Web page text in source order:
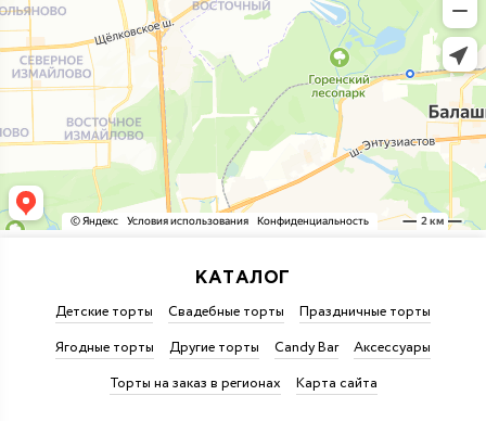
КАТАЛОГ
Детские торты Свадебные торты
Праздничные торты
Ягодные торты
Другие торты Candy Bar
Аксессуары
Торты на заказ в регионах
Карта сайта